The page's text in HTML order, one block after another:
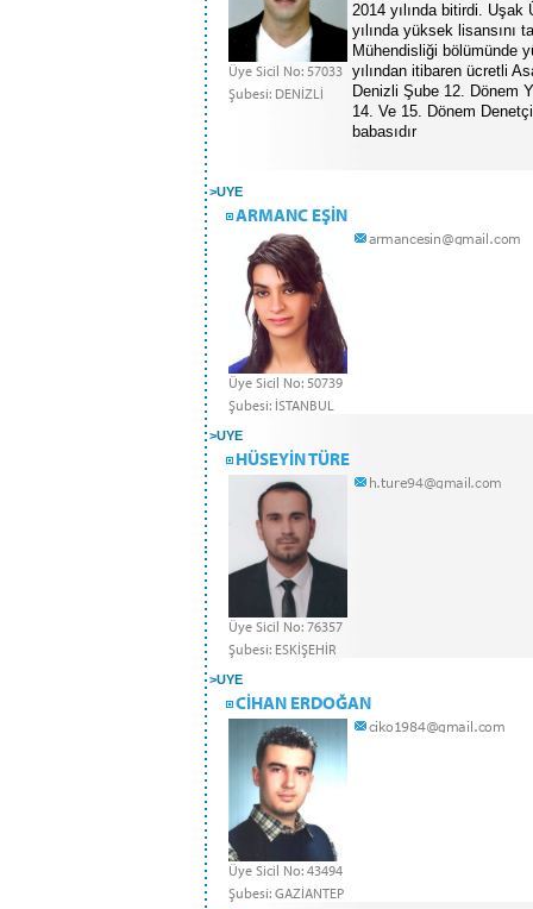
Üye Sicil No: 57033
Şubesi: DENİZLİ
2014 yılında bitirdi. Uşak
yılında yüksek lisansını
Mühendisliği bölümünde
yılından itibaren ücretli
Denizli Şube 12. Dönem
14. Ve 15. Dönem
babasıdır
>UYE
ARMANC EŞİN
Üye Sicil No: 50739
Şubesi: İSTANBUL
>UYE
HÜSEYİN TÜRE
Üye Sicil No: 76357
Şubesi: ESKİŞEHİR
>UYE
CİHAN ERDOĞAN
Üye Sicil No: 43494
Şubesi: GAZİANTEP